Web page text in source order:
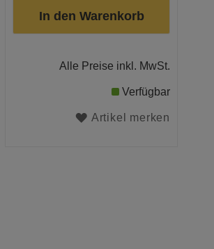
In den Warenkorb
Alle Preise inkl. MwSt.
Verfügbar
Artikel merken